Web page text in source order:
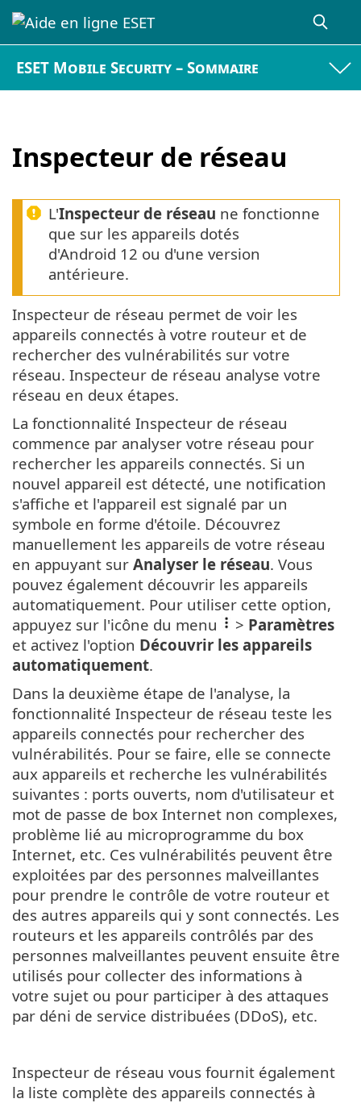
ESET Mobile Security – Sommaire
Inspecteur de réseau
L'Inspecteur de réseau ne fonctionne
que sur les appareils dotés
d'Android 12 ou d'une version
antérieure.
Inspecteur de réseau permet de voir les
appareils connectés à votre routeur et de
rechercher des vulnérabilités sur votre
réseau. Inspecteur de réseau analyse votre
réseau en deux étapes.
La fonctionnalité Inspecteur de réseau
commence par analyser votre réseau pour
rechercher les appareils connectés. Si un
nouvel appareil est détecté, une notification
s'affiche et l'appareil est signalé par un
symbole en forme d'étoile. Découvrez
manuellement les appareils de votre réseau
en appuyant sur Analyser le réseau. Vous
pouvez également découvrir les appareils
automatiquement. Pour utiliser cette option,
appuyez sur l'icône du menu
> Paramètres
et activez l'option Découvrir les appareils
automatiquement.
Dans la deuxième étape de l'analyse, la
fonctionnalité Inspecteur de réseau teste les
appareils connectés pour rechercher des
vulnérabilités. Pour se faire, elle se connecte
aux appareils et recherche les vulnérabilités
suivantes : ports ouverts, nom d'utilisateur et
mot de passe de box Internet non complexes,
problème lié au microprogramme du box
Internet, etc. Ces vulnérabilités peuvent être
exploitées par des personnes malveillantes
pour prendre le contrôle de votre routeur et
des autres appareils qui y sont connectés. Les
routeurs et les appareils contrôlés par des
personnes malveillantes peuvent ensuite être
utilisés pour collecter des informations à
votre sujet ou pour participer à des attaques
par déni de service distribuées (DDoS), etc.
Inspecteur de réseau vous fournit également
la liste complète des appareils connectés à